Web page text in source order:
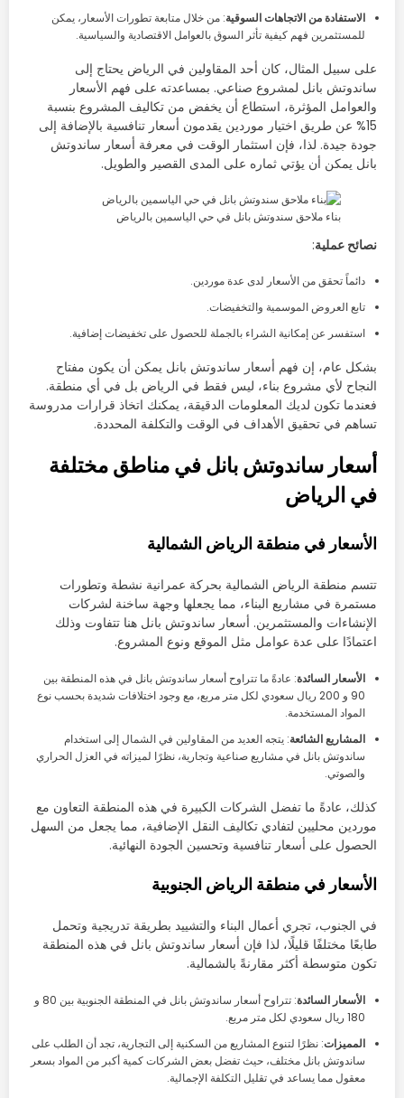
الاستفادة من الاتجاهات السوقية: من خلال متابعة تطورات الأسعار، يمكن
للمستثمرين فهم كيفية تأثر السوق بالعوامل الاقتصادية والسياسية.
على سبيل المثال، كان أحد المقاولين في الرياض يحتاج إلى
ساندوتش بانل لمشروع صناعي. بمساعدته على فهم الأسعار
والعوامل المؤثرة، استطاع أن يخفض من تكاليف المشروع بنسبة
15% عن طريق اختيار موردين يقدمون أسعار تنافسية بالإضافة إلى
جودة جيدة. لذا، فإن استثمار الوقت في معرفة أسعار ساندوتش
بانل يمكن أن يؤتي ثماره على المدى القصير والطويل.
بناء ملاحق سندوتش بانل في حي الياسمين بالرياض
نصائح عملية:
دائماً تحقق من الأسعار لدى عدة موردين.
تابع العروض الموسمية والتخفيضات.
استفسر عن إمكانية الشراء بالجملة للحصول على تخفيضات إضافية.
بشكل عام، إن فهم أسعار ساندوتش بانل يمكن أن يكون مفتاح
النجاح لأي مشروع بناء، ليس فقط في الرياض بل في أي منطقة.
فعندما تكون لديك المعلومات الدقيقة، يمكنك اتخاذ قرارات مدروسة
تساهم في تحقيق الأهداف في الوقت والتكلفة المحددة.
أسعار ساندوتش بانل في مناطق مختلفة
في الرياض
الأسعار في منطقة الرياض الشمالية
تتسم منطقة الرياض الشمالية بحركة عمرانية نشطة وتطورات
مستمرة في مشاريع البناء، مما يجعلها وجهة ساخنة لشركات
الإنشاءات والمستثمرين. أسعار ساندوتش بانل هنا تتفاوت وذلك
اعتمادًا على عدة عوامل مثل الموقع ونوع المشروع.
الأسعار السائدة: عادةً ما تتراوح أسعار ساندوتش بانل في هذه المنطقة بين
90 و 200 ريال سعودي لكل متر مربع، مع وجود اختلافات شديدة بحسب نوع
المواد المستخدمة.
المشاريع الشائعة: يتجه العديد من المقاولين في الشمال إلى استخدام
ساندوتش بانل في مشاريع صناعية وتجارية، نظرًا لميزاته في العزل الحراري
والصوتي.
كذلك، عادةً ما تفضل الشركات الكبيرة في هذه المنطقة التعاون مع
موردين محليين لتفادي تكاليف النقل الإضافية، مما يجعل من السهل
الحصول على أسعار تنافسية وتحسين الجودة النهائية.
الأسعار في منطقة الرياض الجنوبية
في الجنوب، تجري أعمال البناء والتشييد بطريقة تدريجية وتحمل
طابعًا مختلفًا قليلًا، لذا فإن أسعار ساندوتش بانل في هذه المنطقة
تكون متوسطة أكثر مقارنةً بالشمالية.
الأسعار السائدة
: تتراوح أسعار ساندوتش بانل في المنطقة الجنوبية بين 80 و
180 ريال سعودي لكل متر مربع.
المميزات: نظرًا لتنوع المشاريع من السكنية إلى التجارية، تجد أن الطلب على
ساندوتش بانل مختلف، حيث تفضل بعض الشركات كمية أكبر من المواد بسعر
معقول مما يساعد في تقليل التكلفة الإجمالية.